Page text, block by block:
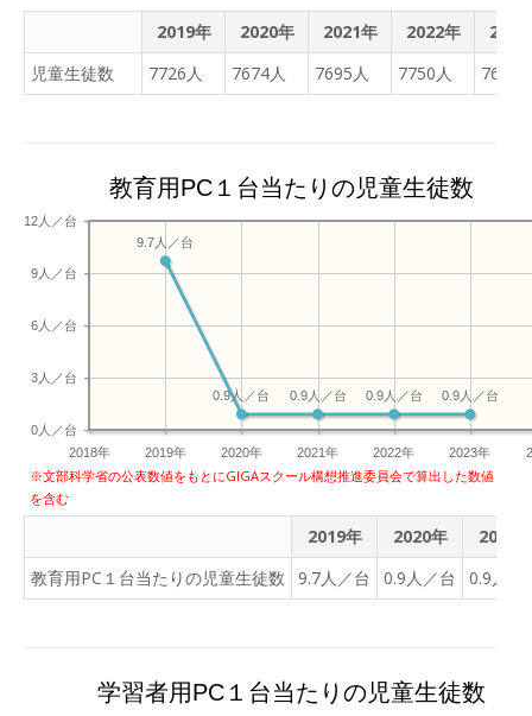
2019年 2020年 2021年 2022年
2023
児童生徒数
7726人 7674人 7695人 7750人 7695
教育用PC１台当たりの児童生徒数
2018年 2019年 2020年 2021年 2022年 2023年
0人／台
3人／台
6人／台
9人／台
12人／台
0.9人／台
0.9人／台
0.9人／台
0.9人／台
9.7人／台
※文部科学省の公表数値をもとにGIGAスクール構想推進委員会で算出した数値
を含む
2019年 2020年
2021年
教育用PC１台当たりの児童生徒数
9.7人／台 0.9人／台 0.9人／
学習者用PC１台当たりの児童生徒数